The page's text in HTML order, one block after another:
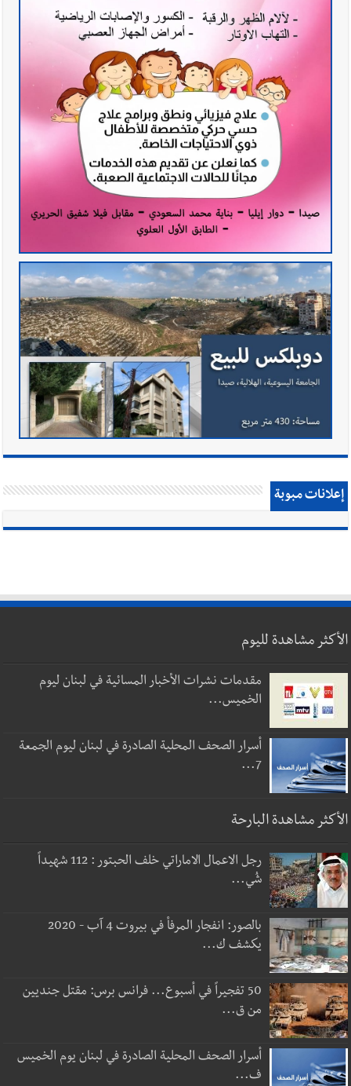
إعلانات مبوبة
الأكثر مشاهدة لليوم
مقدمات نشرات الأخبار المسائية في لبنان ليوم
الخميس...
أسرار الصحف المحلية الصادرة في لبنان ليوم الجمعة
7...
الأكثر مشاهدة البارحة
رجل الاعمال الاماراتي خلف الحبتور : 112 شهيداً
شُي...
بالصور: انفجار المرفأ في بيروت 4 آب - 2020
يكشف ك...
50 تفجيراً في أسبوع... فرانس برس: مقتل جنديين
من ق...
أسرار الصحف المحلية الصادرة في لبنان يوم الخميس
ف...